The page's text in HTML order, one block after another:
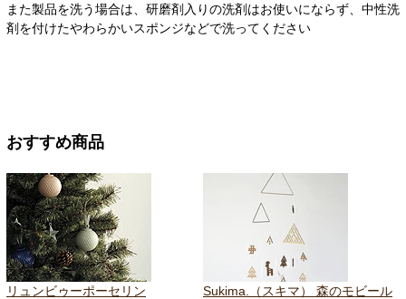
また製品を洗う場合は、研磨剤入りの洗剤はお使いにならず、中性洗
剤を付けたやわらかいスポンジなどで洗ってください
おすすめ商品
リュンビゥーポーセリン
Sukima.（スキマ） 森のモビール